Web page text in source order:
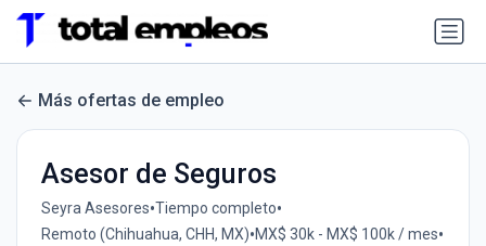
Más ofertas de empleo
Asesor de Seguros
Seyra Asesores•Tiempo completo•
Remoto (Chihuahua, CHH, MX)•MX$ 30k - MX$ 100k / mes•